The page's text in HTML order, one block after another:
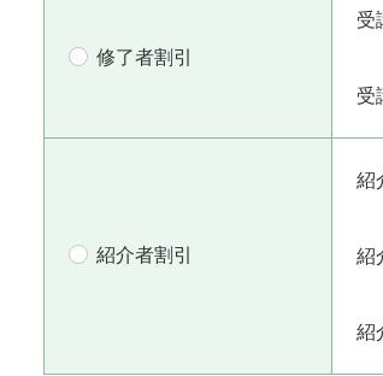
修了者割引
受
受
紹介者割引
紹
紹
紹